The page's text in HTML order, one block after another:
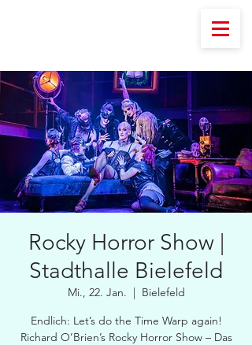
Rocky Horror Show |
Stadthalle Bielefeld
Mi., 22. Jan.
  |
Bielefeld
Endlich: Let’s do the Time Warp again!
Richard O’Brien’s Rocky Horror Show – Das